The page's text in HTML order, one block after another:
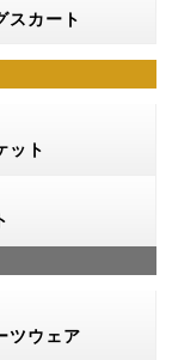
スカート
ット
ツウェア